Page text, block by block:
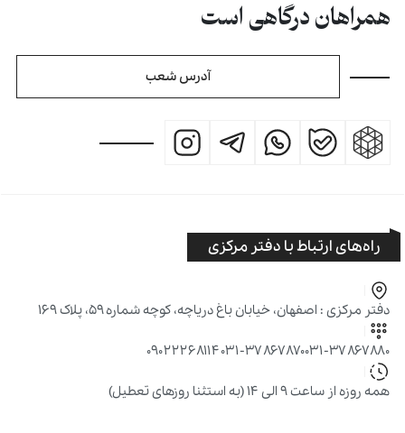
همراهان درگاهی است
آدرس شعب
راه‌های ارتباط با دفتر مرکزی
دفتر مرکزی : اصفهان، خیابان باغ دریاچه، کوچه شماره ۵۹، پلاک ۱۶۹
۰۳۱-۳۷۸۶۷۸۸۰۰۳۱-۳۷۸۶۷۸۷۰۰۹۰۲۲۲۶۸۱۱۴
همه روزه از ساعت ۹ الی ۱۴ (به استثنا روزهای تعطیل)